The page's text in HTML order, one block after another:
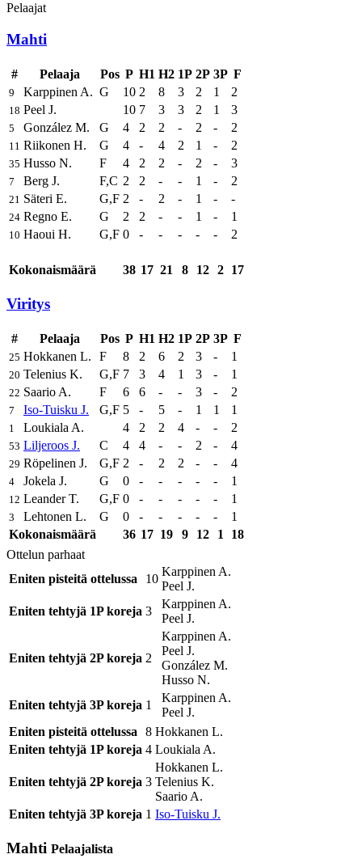
Pelaajat
Mahti
# Pelaaja Pos P H1 H2 1P 2P 3P F
9 Karppinen A. G 10 2 8 3 2 1 2
18 Peel J. 10 7 3 3 2 1 3
5 González M. G 4 2 2 - 2 - 2
11 Riikonen H. G 4 - 4 2 1 - 2
35 Husso N. F 4 2 2 - 2 - 3
7 Berg J. F,C 2 2 - - 1 - 2
21 Säteri E. G,F 2 - 2 - 1 - -
24 Regno E. G 2 2 - - 1 - 1
10 Haoui H. G,F 0 - - - - - 2
Kokonaismäärä 38 17 21 8 12 2 17
Viritys
# Pelaaja Pos P H1 H2 1P 2P 3P F
25 Hokkanen L. F 8 2 6 2 3 - 1
20 Telenius K. G,F 7 3 4 1 3 - 1
22 Saario A. F 6 6 - - 3 - 2
7 Iso-Tuisku J. G,F 5 - 5 - 1 1 1
1 Loukiala A. 4 2 2 4 - - 2
53 Liljeroos J. C 4 4 - - 2 - 4
29 Röpelinen J. G,F 2 - 2 2 - - 4
4 Jokela J. G 0 - - - - - 1
12 Leander T. G,F 0 - - - - - 1
3 Lehtonen L. G 0 - - - - -
1
Kokonaismäärä
36 17 19 9 12 1
18
Ottelun parhaat
Eniten pisteitä ottelussa
10
Karppinen A.
Peel J.
Eniten tehtyjä 1P koreja 3
Karppinen A.
Peel J.
Eniten tehtyjä 2P koreja 2
Karppinen A.
Peel J.
González M.
Husso N.
Eniten tehtyjä 3P koreja 1
Karppinen A.
Peel J.
Eniten pisteitä ottelussa
8 Hokkanen L.
Eniten tehtyjä 1P koreja 4 Loukiala A.
Eniten tehtyjä 2P koreja 3
Hokkanen L.
Telenius K.
Saario A.
Eniten tehtyjä 3P koreja 1 Iso-Tuisku J.
Mahti Pelaajalista